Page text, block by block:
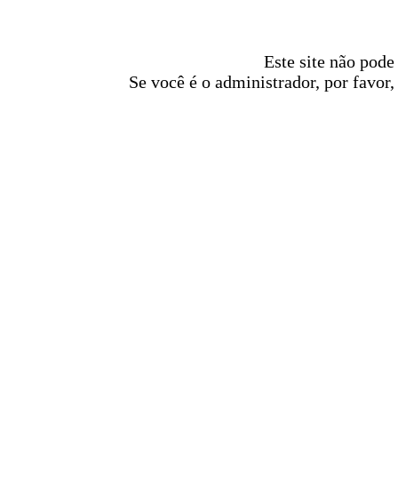
Este site não
Se você é o administrador, por